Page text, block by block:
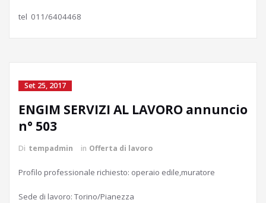
tel 011/6404468
Set 25, 2017
ENGIM SERVIZI AL LAVORO annuncio
n° 503
Di tempadmin in Offerta di lavoro
Profilo professionale richiesto: operaio edile,muratore
Sede di lavoro: Torino/Pianezza